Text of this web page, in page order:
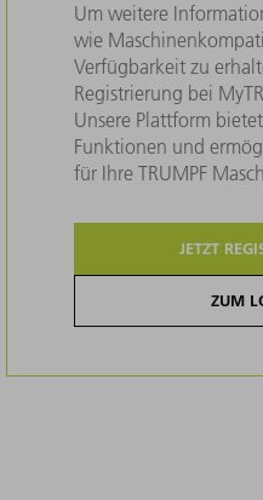
Um weitere
wie
Verfügbarkeit zu
Registrierung bei
Unsere Plattform
Funktionen und
für Ihre TRUMPF
JETZT
ZUM